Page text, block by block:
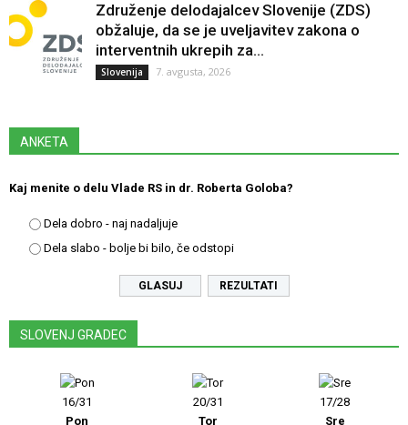
Združenje delodajalcev Slovenije (ZDS)
obžaluje, da se je uveljavitev zakona o
interventnih ukrepih za...
Slovenija 7. avgusta, 2026
ANKETA
Kaj menite o delu Vlade RS in dr. Roberta Goloba?
Dela dobro - naj nadaljuje
Dela slabo - bolje bi bilo, če odstopi
REZULTATI
SLOVENJ GRADEC
16/31
Pon
20/31
Tor
17/28
Sre